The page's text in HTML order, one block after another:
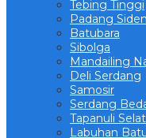
Tebing Tinggi
Padang
Batubara
Sibolga
Mandailing
Deli Serdang
Samosir
Serdang
Tapanuli
Labuhan